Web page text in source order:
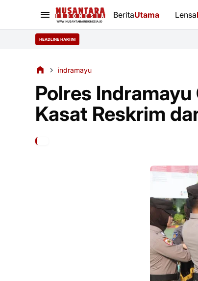
BeritaUtama Lensa
HEADLINE HARI INI
indramayu
Polres
Kasat Reskrim